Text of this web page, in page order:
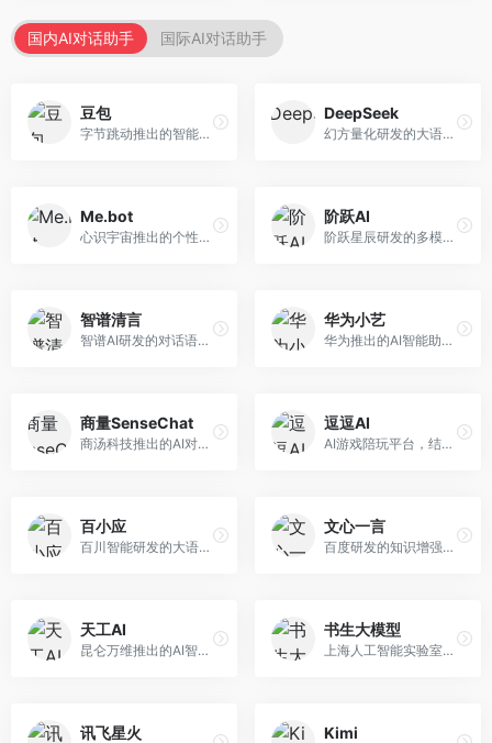
国内AI对话助手 国际AI对话助手
豆包
字节跳动推出的智能对话助手平台，提供文本创作、知识问答、英语学习等多种AI服务。面向普通用户和内容创作者，支持多轮对话和文件解析，免费使用，响应速度快，中文理解能力强。
DeepSeek
幻方量化研发的大语言模型平台，专注于深度推理和代码生成能力。面向开发者、研究人员和技术爱好者，提供强大的逻辑推理和数学计算功能，开源生态完善，API接口友好。
Me.bot
心识宇宙推出的个性化AI伴侣，专注于情感交互和个人助理服务。面向个人用户，支持日程管理、情感陪伴、知识问答等功能，交互体验人性化。
阶跃AI
阶跃星辰研发的多模态大模型平台，支持文本、图像、视频的综合理解与生成。面向创作者和企业客户，提供内容创作、智能分析等服务，多模态能力突出。
智谱清言
智谱AI研发的对话语言模型，支持中英双语交互。面向中文用户和开发者，提供知识问答、代码编写、文档解读等服务，开源生态完善，学术研究背景深厚。
华为小艺
华为推出的AI智能助手网页端，深度整合鸿蒙生态和华为云服务。面向华为设备用户，支持语音交互、智能问答、设备控制等功能，与华为硬件生态无缝衔接。
商量SenseChat
商汤科技推出的AI对话平台，结合计算机视觉和自然语言处理技术。面向企业用户和开发者，支持多模态交互，视觉理解能力强，适合智能客服和内容创作场景。
逗逗AI
AI游戏陪玩平台，结合游戏理解和自然语言交互技术。面向游戏玩家，提供游戏攻略、陪玩互动、社交聊天等服务，游戏知识丰富，互动体验有趣。
百小应
百川智能研发的大语言模型助手，专注于中文理解和生成。面向中文用户，提供知识问答、文本创作、代码辅助等服务，模型参数规模大，中文表达流畅自然。
文心一言
百度研发的知识增强大语言模型，深度融合百度知识图谱和搜索能力。面向中文用户，提供知识问答、文本创作、逻辑推理等服务，中文语境理解准确，知识覆盖面广。
天工AI
昆仑万维推出的AI智能助手，集成搜索、对话、创作等多种能力。面向普通用户和内容创作者，支持联网搜索、文本生成、图像理解等功能，响应速度快，免费使用。
书生大模型
上海人工智能实验室研发的开源大模型系列，支持多尺度和多模态。面向研究机构和开发者，开源生态完善，学术研究背景深厚，适合科研和定制开发。
讯飞星火 Kimi